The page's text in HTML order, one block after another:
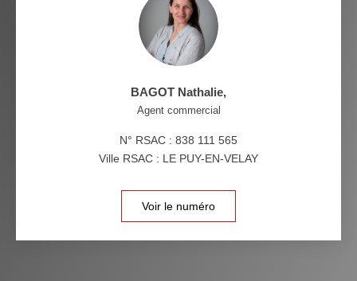
BAGOT Nathalie,
Agent commercial
N° RSAC : 838 111 565
Ville RSAC : LE PUY-EN-VELAY
Voir le numéro